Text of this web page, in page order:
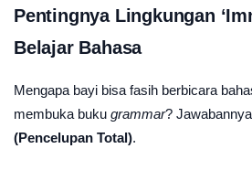
Pentingnya Lingkungan
Belajar Bahasa
Mengapa bayi bisa fasih berbicara
membuka buku grammar?
(Pencelupan Total).